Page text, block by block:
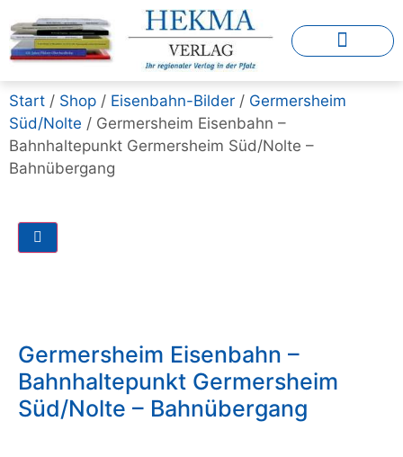
Start / Shop / Eisenbahn-Bilder / Germersheim
Süd/Nolte / Germersheim Eisenbahn –
Bahnhaltepunkt Germersheim Süd/Nolte –
Bahnübergang
Germersheim Eisenbahn –
Bahnhaltepunkt Germersheim
Süd/Nolte – Bahnübergang